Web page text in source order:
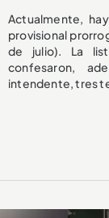
Actualmente,
provisional
de julio). La
confesaron,
intendente, tres